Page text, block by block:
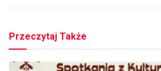
Przeczytaj Także